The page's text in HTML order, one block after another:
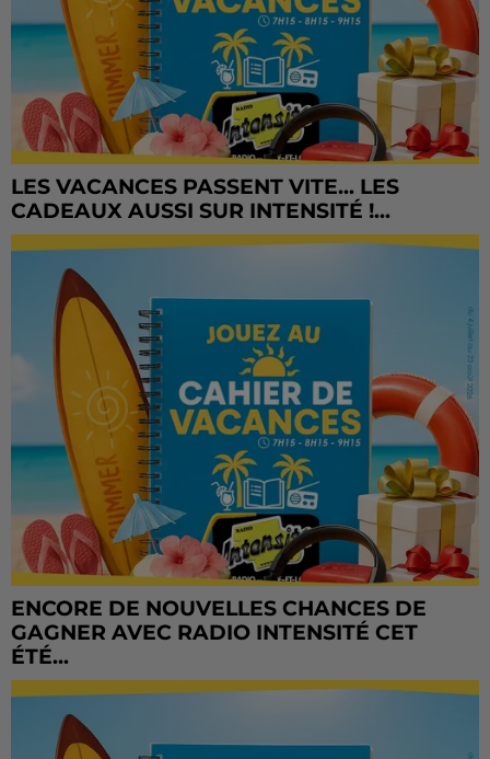
LES VACANCES PASSENT VITE... LES
CADEAUX AUSSI SUR INTENSITÉ !...
ENCORE DE NOUVELLES CHANCES DE
GAGNER AVEC RADIO INTENSITÉ CET
ÉTÉ...